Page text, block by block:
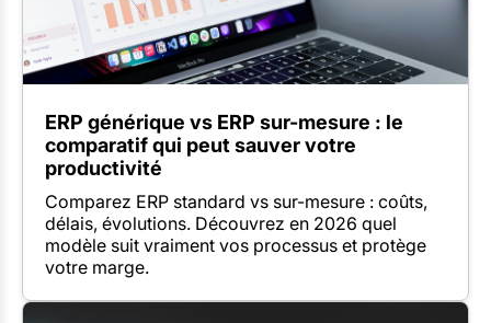
ERP générique vs ERP sur-mesure : le
comparatif qui peut sauver votre
productivité
Comparez ERP standard vs sur-mesure : coûts,
délais, évolutions. Découvrez en 2026 quel
modèle suit vraiment vos processus et protège
votre marge.